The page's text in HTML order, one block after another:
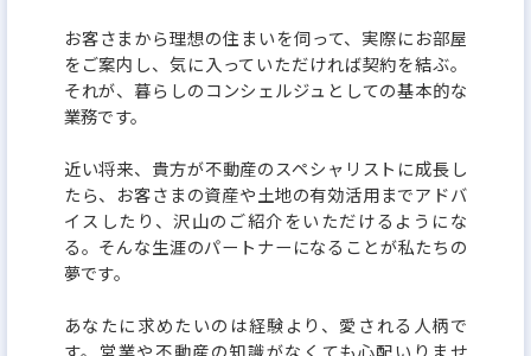
お客さまから理想の住まいを伺って、実際にお部屋
をご案内し、気に入っていただければ契約を結ぶ。
それが、暮らしのコンシェルジュとしての基本的な
業務です。
近い将来、貴方が不動産のスペシャリストに成長し
たら、お客さまの資産や土地の有効活用までアドバ
イスしたり、沢山のご紹介をいただけるようにな
る。そんな生涯のパートナーになることが私たちの
夢です。
あなたに求めたいのは経験より、愛される人柄で
す。営業や不動産の知識がなくても心配いりませ